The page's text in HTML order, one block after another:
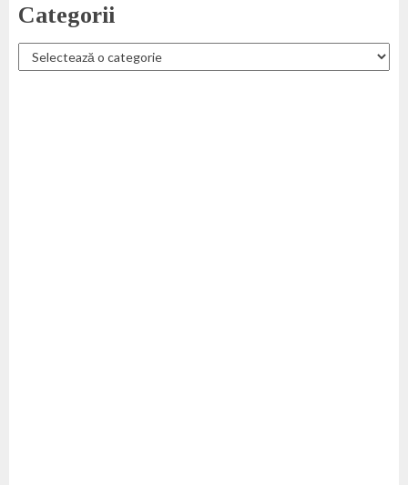
Categorii
Categorii